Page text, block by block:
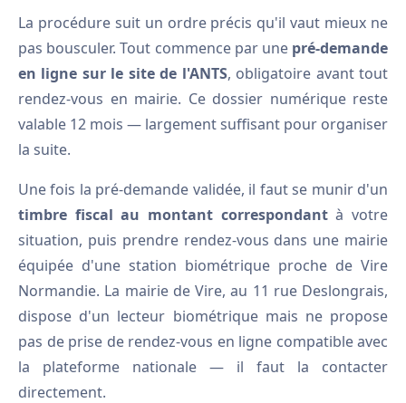
La procédure suit un ordre précis qu'il vaut mieux ne
pas bousculer. Tout commence par une pré-demande
en ligne sur le site de l'ANTS, obligatoire avant tout
rendez-vous en mairie. Ce dossier numérique reste
valable 12 mois — largement suffisant pour organiser
la suite.
Une fois la pré-demande validée, il faut se munir d'un
timbre fiscal au montant correspondantà votre
situation, puis prendre rendez-vous dans une mairie
équipée d'une station biométrique proche de Vire
Normandie. La mairie de Vire, au 11 rue Deslongrais,
dispose d'un lecteur biométrique mais ne propose
pas de prise de rendez-vous en ligne compatible avec
la plateforme nationale — il faut la contacter
directement.